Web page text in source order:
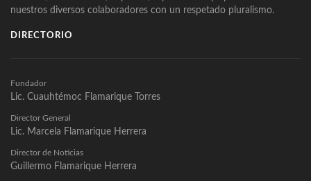
nuestros diversos colaboradores con un respetado pluralismo.
DIRECTORIO
Fundador
Lic. Cuauhtémoc Flamarique Torres
Director General
Lic. Marcela Flamarique Herrera
Director de Noticias
Guillermo Flamarique Herrera